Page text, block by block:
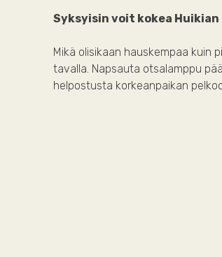
Syksyisin voit kokea
Mikä olisikaan hauskempaa kuin
tavalla. Napsauta otsalamppu
helpostusta korkeanpaikan